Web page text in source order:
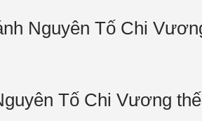
Nguyên Tố Chi
Tố Chi Vương